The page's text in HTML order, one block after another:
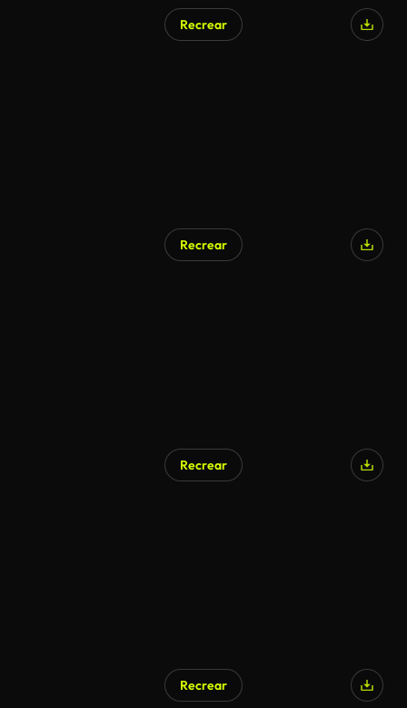
Recrear
Recrear
Recrear
Recrear